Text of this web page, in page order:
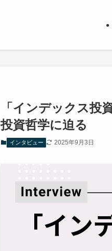
「インデックス投
投資哲学に迫る
インタビュー 2025年9月3日